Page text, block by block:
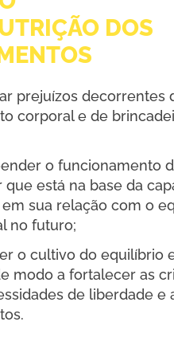
DOS
prejuízos decorrentes
corporal e de
o funcionamento
está na base da
sua relação com o
no futuro;
o cultivo do equilíbrio
modo a fortalecer as
de liberdade e